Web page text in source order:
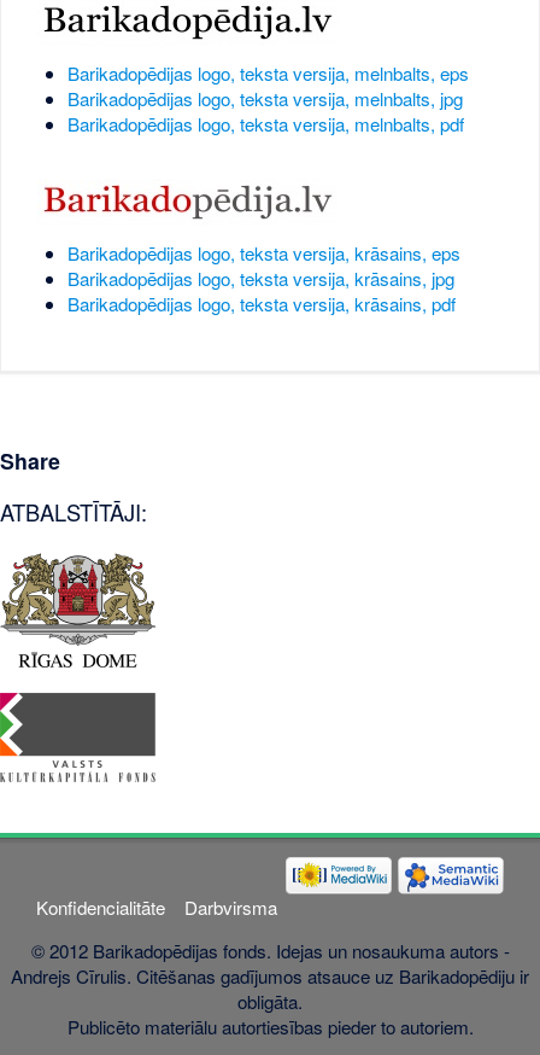
Barikadopēdijas logo, teksta versija, melnbalts, eps
Barikadopēdijas logo, teksta versija, melnbalts, jpg
Barikadopēdijas logo, teksta versija, melnbalts, pdf
Barikadopēdijas logo, teksta versija, krāsains, eps
Barikadopēdijas logo, teksta versija, krāsains, jpg
Barikadopēdijas logo, teksta versija, krāsains, pdf
Share
ATBALSTĪTĀJI:
Konfidencialitāte
Darbvirsma
© 2012 Barikadopēdijas fonds. Idejas un nosaukuma autors -
Andrejs Cīrulis. Citēšanas gadījumos atsauce uz Barikadopēdiju ir
obligāta.
Publicēto materiālu autortiesības pieder to autoriem.